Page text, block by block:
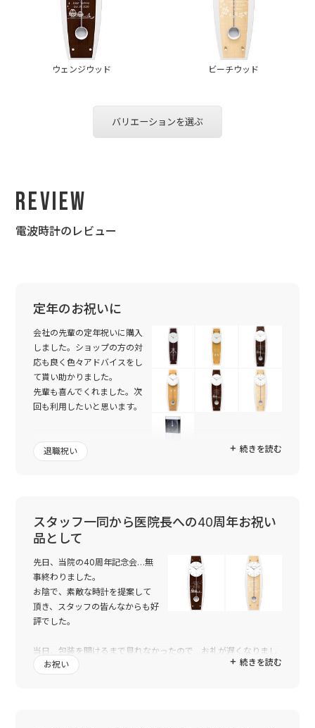
ウェンジウッド ビーチウッド
バリエーションを選ぶ
Review
電波時計のレビュー
定年のお祝いに
会社の先輩の定年祝いに購入
しました。ショップの方の対
応も良く色々アドバイスをし
て貰い助かりました。
先輩も喜んでくれました。次
回も利用したいと思います。
続きを読む
退職祝い
スタッフ一同から医院長への40周年お祝い
品として
先日、当院の40周年記念会…無
事終わりました。
お陰で、素敵な時計を提案して
頂き、スタッフの皆んなからも好
評でした。
当日、包装を開けるまで見れなかったので…お礼が遅くなりまし
た。
続きを読む
お祝い